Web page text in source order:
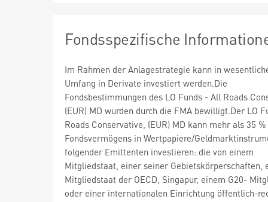
Fondsspezifische
Im Rahmen der Anlagestrategie kann in
Umfang in Derivate investiert werden.Die
Fondsbestimmungen des LO Funds - All Roads
(EUR) MD wurden durch die FMA bewilligt.Der LO
Roads Conservative, (EUR) MD kann mehr als 35
Fondsvermögens in Wertpapiere/
folgender Emittenten investieren: die von einem
Mitgliedstaat, einer seiner Gebietskörperschaften,
Mitgliedstaat der OECD, Singapur, einem G20-
oder einer internationalen Einrichtung öffentlich-